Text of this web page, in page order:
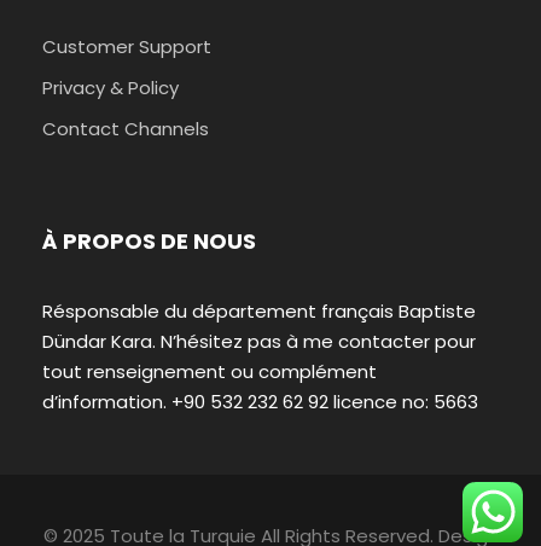
Customer Support
Privacy & Policy
Contact Channels
À PROPOS DE NOUS
Résponsable du département français Baptiste
Dündar Kara. N’hésitez pas à me contacter pour
tout renseignement ou complément
d’information. +90 532 232 62 92 licence no: 5663
© 2025 Toute la Turquie All Rights Reserved. Design